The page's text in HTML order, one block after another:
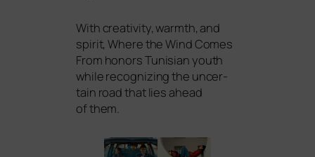
With crea­ti­vi­ty, warmth, and
spi­rit, Where the Wind Comes
From honors Tunisian youth
while reco­gni­zing the uncer­
tain road that lies ahead
of them.